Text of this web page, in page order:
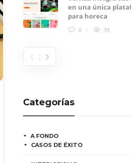
en una única
para horeca
0 39
Categorías
A FONDO
CASOS DE ÉXITO